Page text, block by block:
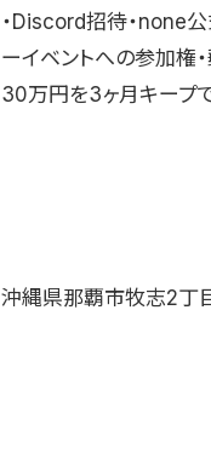
・Discord招待・none公
ーイベントへの参加権
30万円を3ヶ月キープ
沖縄県那覇市牧志2丁